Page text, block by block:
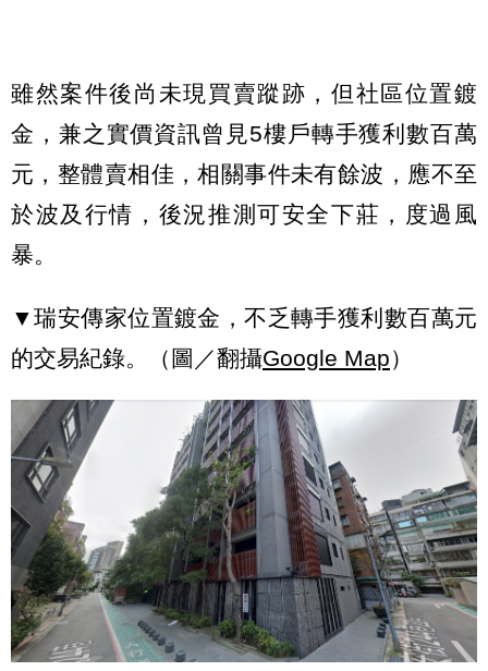
雖然案件後尚未現買賣蹤跡，但社區位置鍍
金，兼之實價資訊曾見5樓戶轉手獲利數百萬
元，整體賣相佳，相關事件未有餘波，應不至
於波及行情，後況推測可安全下莊，度過風
暴。
▼瑞安傳家位置鍍金，不乏轉手獲利數百萬元
的交易紀錄。（圖／翻攝Google Map）